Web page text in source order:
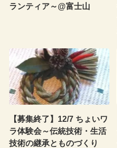
ランティア～@富士山
【募集終了】12/7 ちょいワ
ラ体験会～伝統技術・生活
技術の継承とものづくり